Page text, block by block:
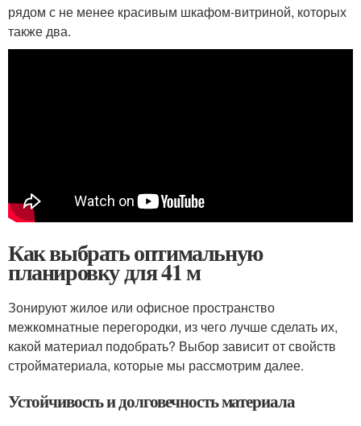
рядом с не менее красивым шкафом-витриной, которых
также два.
Как выбрать оптимальную
планировку для 41 м
Зонируют жилое или офисное пространство
межкомнатные перегородки, из чего лучше сделать их,
какой материал подобрать? Выбор зависит от свойств
стройматериала, которые мы рассмотрим далее.
Устойчивость и долговечность материала